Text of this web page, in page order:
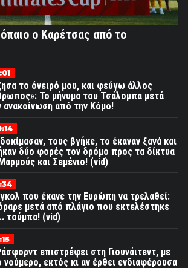
ο Καρέτσας από το
το όνειρό μου, και φεύγω άλλος
Το μήνυμα του Τσάλομπα μετά
ανακοίνωση από την Κόμο!
τους βγήκε, το έκαναν ξανά και
δύο φορές τον δρόμο προς τα δίκτυα
και Σεμένιο! (vid)
που έκανε την Ευρώπη να τρελαθεί:
μετά από πλάγιο που εκτελέστηκε
τούμπα! (vid)
επιστρέφει στη Γιουνάιτεντ, με
νούμερο, εκτός κι αν έρθει ενδιαφέρουσα